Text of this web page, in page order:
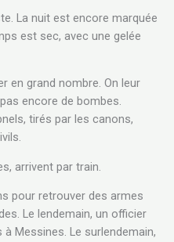
La nuit est encore marquée
est sec, avec une gelée
en grand nombre. On leur
encore de bombes.
tirés par les canons,
arrivent par train.
pour retrouver des armes
Le lendemain, un officier
Messines. Le surlendemain,